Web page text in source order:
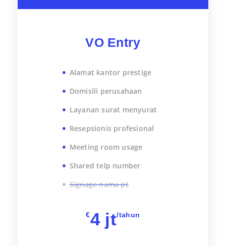
VO Entry
Alamat kantor prestige
Domisili perusahaan
Layanan surat menyurat
Resepsionis profesional
Meeting room usage
Shared telp number
Signage nama pt
€4 jt/tahun